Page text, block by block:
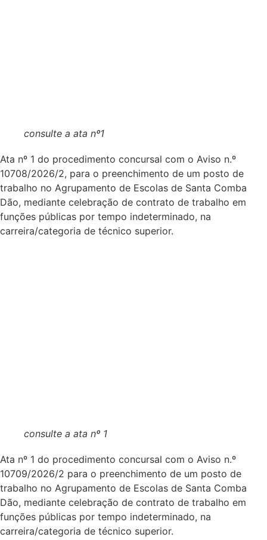
consulte a ata nº1
Ata nº 1 do procedimento concursal com o Aviso n.º
10708/2026/2, para o preenchimento de um posto de
trabalho no Agrupamento de Escolas de Santa Comba
Dão, mediante celebração de contrato de trabalho em
funções públicas por tempo indeterminado, na
carreira/categoria de técnico superior.
consulte a ata nº 1
Ata nº 1 do procedimento concursal com o Aviso n.º
10709/2026/2 para o preenchimento de um posto de
trabalho no Agrupamento de Escolas de Santa Comba
Dão, mediante celebração de contrato de trabalho em
funções públicas por tempo indeterminado, na
carreira/categoria de técnico superior.